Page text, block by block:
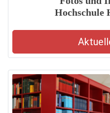
Hochschule